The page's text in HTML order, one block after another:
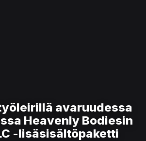
avaruudessa
Heavenly Bodiesin
-lisäsisältöpaketti